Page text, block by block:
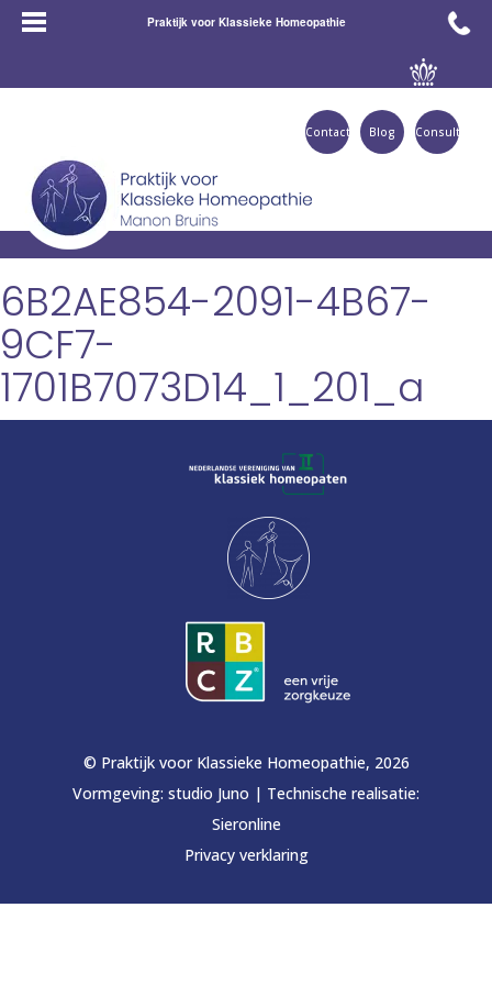
Praktijk voor Klassieke Homeopathie
Consult
Blog
Contact
6B2AE854-2091-4B67-
9CF7-
1701B7073D14_1_201_a
© Praktijk voor Klassieke Homeopathie, 2026
Vormgeving: studio Juno | Technische realisatie:
Sieronline
Privacy verklaring